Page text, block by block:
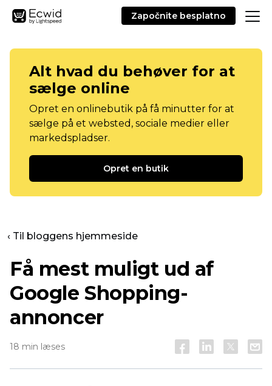
Započnite besplatno
Alt hvad du behøver for at
sælge online
Opret en onlinebutik på få minutter for at
sælge på et websted, sociale medier eller
markedspladser.
Opret en butik
‹ Til bloggens hjemmeside
Få mest muligt ud af
Google Shopping-
annoncer
18 min læses